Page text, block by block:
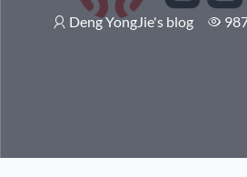
Deng YongJie's blog